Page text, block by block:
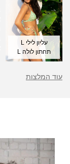
עליון לילי L
תחתון לולה L
עוד המלצות